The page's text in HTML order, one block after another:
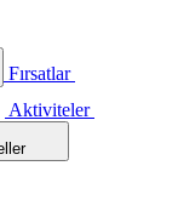
Fırsatlar
Aktiviteler